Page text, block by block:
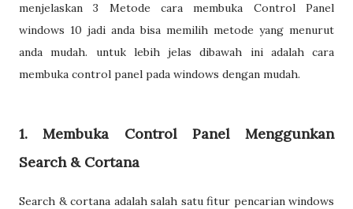
menjelaskan 3 Metode cara membuka Control Panel
windows 10 jadi anda bisa memilih metode yang menurut
anda mudah. untuk lebih jelas dibawah ini adalah cara
membuka control panel pada windows dengan mudah.
1. Membuka Control Panel Menggunkan
Search & Cortana
Search & cortana adalah salah satu fitur pencarian windows